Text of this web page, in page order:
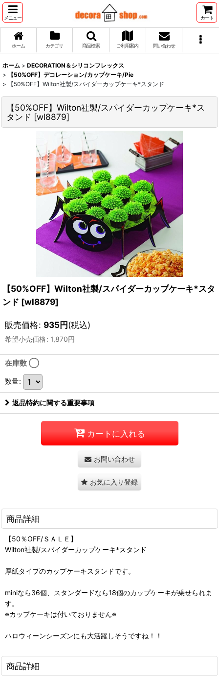
メニュー カート
ホーム カテゴリ 商品検索 ご利用案内 問い合わせ
ホーム > DECORATION＆シリコンフレックス
>
【50%OFF】デコレーション/カップケーキ/Pie
>
【50%OFF】Wilton社製/スパイダーカップケーキ*スタンド
【50%OFF】Wilton社製/スパイダーカップケーキ*ス
タンド [wl8879]
【50%OFF】Wilton社製/スパイダーカップケーキ*スタ
ンド [wl8879]
販売価格: 935円(税込)
希望小売価格: 1,870円
在庫数 ◯
数量:
返品特約に関する重要事項
カートに入れる
お問い合わせ
お気に入り登録
商品詳細
【50％OFF/ＳＡＬＥ】
Wilton社製/スパイダーカップケーキ*スタンド
厚紙タイプのカップケーキスタンドです。
miniなら36個、スタンダードなら18個のカップケーキが乗せられま
す。
※カップケーキは付いておりません※
ハロウィーンシーズンにも大活躍しそうですね！！
商品詳細